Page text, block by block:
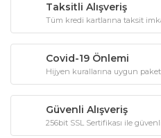
Taksitli Alışveriş
Tüm kredi kartlarına taksit
Covid-19 Önlemi
Hijyen kurallarına uygun
Güvenli Alışveriş
256bit SSL Sertifikası ile